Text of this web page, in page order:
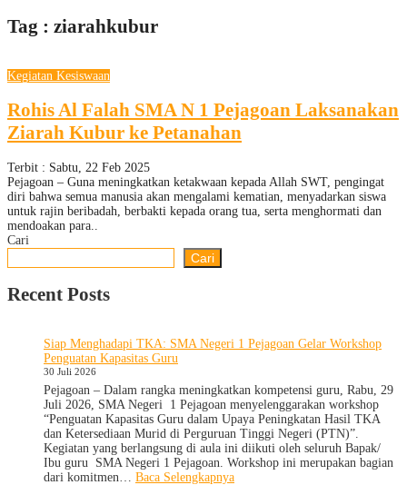
Tag : ziarahkubur
Kegiatan Kesiswaan
Rohis Al Falah SMA N 1 Pejagoan Laksanakan
Ziarah Kubur ke Petanahan
Terbit : Sabtu, 22 Feb 2025
Pejagoan – Guna meningkatkan ketakwaan kepada Allah SWT, pengingat
diri bahwa semua manusia akan mengalami kematian, menyadarkan siswa
untuk rajin beribadah, berbakti kepada orang tua, serta menghormati dan
mendoakan para..
Cari
Cari
Recent Posts
Siap Menghadapi TKA: SMA Negeri 1 Pejagoan Gelar Workshop
Penguatan Kapasitas Guru
30 Juli 2026
Pejagoan – Dalam rangka meningkatkan kompetensi guru, Rabu, 29
Juli 2026, SMA Negeri 1 Pejagoan menyelenggarakan workshop
“Penguatan Kapasitas Guru dalam Upaya Peningkatan Hasil TKA
dan Ketersediaan Murid di Perguruan Tinggi Negeri (PTN)”.
Kegiatan yang berlangsung di aula ini diikuti oleh seluruh Bapak/
Ibu guru SMA Negeri 1 Pejagoan. Workshop ini merupakan bagian
dari komitmen… Baca Selengkapnya: